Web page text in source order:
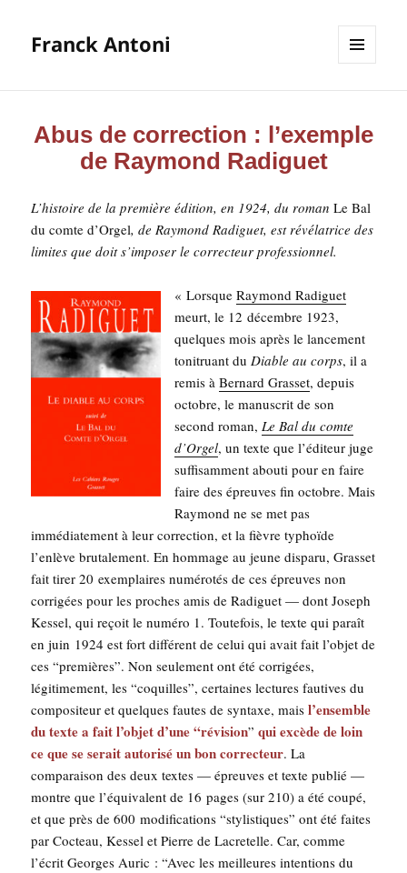
Franck Antoni
ET
Abus de correction : l’exemple
de Raymond Radiguet
L’his­toire de la pre­mière édi­tion, en 1924, du romanLe Bal
du comte d’Or­gel, de Ray­mond Radi­guet, est révé­la­trice des
limites que doit s’im­po­ser le cor­rec­teur professionnel.
« LorsqueRay­mond Radi­guet
meurt, le 12 décembre 1923,
quelques mois après le lan­ce­ment
toni­truant duDiable au corps, il a
remis àBer­nard Gras­set, depuis
octobre, le manus­crit de son
second roman,Le Bal du comte
d’Or­gel, un texte que l’é­di­teur juge
suf­fi­sam­ment abou­ti pour en faire
faire des épreuves fin octobre. Mais
Ray­mond ne se met pas
immé­dia­te­ment à leur cor­rec­tion, et la fièvre typhoïde
l’en­lève bru­ta­le­ment. En hom­mage au jeune dis­pa­ru, Gras­set
fait tirer 20 exem­plaires numé­ro­tés de ces épreuves non
cor­ri­gées pour les proches amis de Radi­guet — dont Joseph
Kes­sel, qui reçoit le numé­ro 1. Tou­te­fois, le texte qui paraît
en juin 1924 est fort dif­fé­rent de celui qui avait fait l’ob­jet de
ces “pre­mières”. Non seule­ment ont été cor­ri­gées,
légi­ti­me­ment, les “coquilles”, cer­taines lec­tures fau­tives du
com­po­si­teur et quelques fautes de syn­taxe, maisl’en­semble
du texte a fait l’ob­jet d’une “révi­sion” qui excède de loin
ce que se serait auto­ri­sé un bon cor­rec­teur. La
com­pa­rai­son des deux textes — épreuves et texte publié —
montre que l’é­qui­valent de 16 pages (sur 210) a été cou­pé,
et que près de 600 modi­fi­ca­tions “sty­lis­tiques” ont été faites
par Coc­teau, Kes­sel et Pierre de Lacre­telle. Car, comme
l’é­crit Georges Auric : “Avec les meilleures inten­tions du